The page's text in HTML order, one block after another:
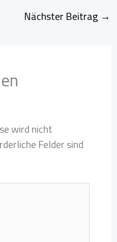
Nächster Beitrag →
wird nicht
Felder sind